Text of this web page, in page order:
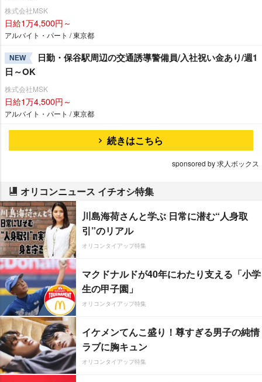
株式会社MSK
日給1万4,500円～
アルバイト・パート / 東京都
NEW
日勤・保谷駅周辺の交通誘導警備員/入社祝い金あり/週1
日～OK
株式会社MSK
日給1万4,500円～
アルバイト・パート / 東京都
続きはこちら
sponsored by 求人ボックス
オリコンニュース イチオシ特集
川島海荷さんと学ぶ 日常に潜む“人身取
引”のリアル
オリコンタイアップ特集
マクドナルドが40年にわたり支える「小学
生の甲子園」
オリコンタイアップ特集
イケメンてんこ盛り！尊すぎる男子の純情
ラブに胸キュン
オリコンタイアップ特集